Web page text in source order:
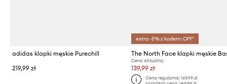
adidas klapki męskie Purechill
219,99 zł
extra -5% z kodem: OFF*
Cena aktualna:
139,99 zł
Cena regularna: 169,99 zł